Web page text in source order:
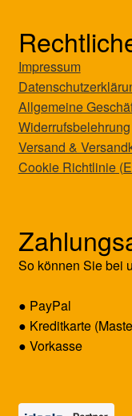
Impressum
Allgemeine
Widerrufsbelehrung
Versand &
Cookie Richtlinie
So können Sie bei
● PayPal
● Kreditkarte
● Vorkasse